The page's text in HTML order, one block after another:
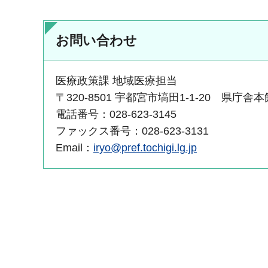
お問い合わせ
医療政策課 地域医療担当
〒320-8501 宇都宮市塙田1-1-20 県庁舎本
電話番号：028-623-3145
ファックス番号：028-623-3131
Email： iryo@pref.tochigi.lg.jp